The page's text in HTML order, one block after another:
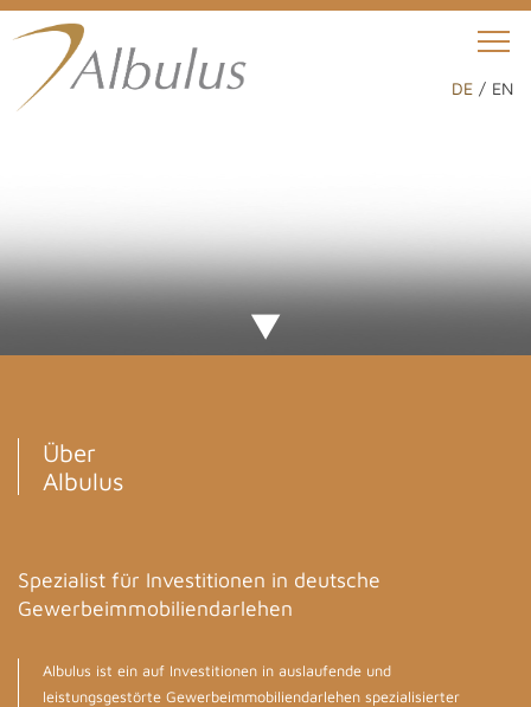
DE EN
Scroll
Über
Albulus
Spezialist für Investitionen in deutsche
Gewerbeimmobiliendarlehen
Albulus ist ein auf Investitionen in auslaufende und
leistungsgestörte Gewerbeimmobiliendarlehen spezialisierter